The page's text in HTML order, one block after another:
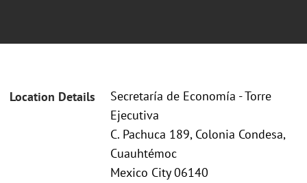
Location Details
Secretaría de Economía - Torre
Ejecutiva
C. Pachuca 189, Colonia Condesa,
Cuauhtémoc
Mexico City 06140